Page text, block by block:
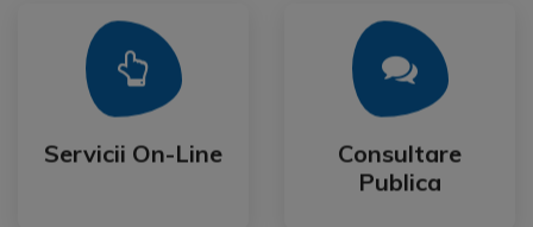
Servicii On-Line
Servicii On-Line
Mai Mult
Consultare
Publica
Consultare
Publica
Mai Mult